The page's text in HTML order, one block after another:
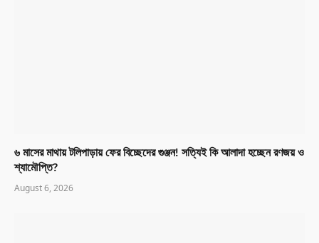
৬ মাসের মাথায় টলিপাড়ায় ফের বিচ্ছেদের গুঞ্জন! সত্যিই কি আলাদা হচ্ছেন রণজয় ও
শ্যামৌপ্তি?
August 6, 2026